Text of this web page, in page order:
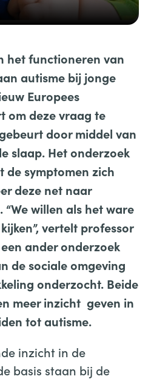
het functioneren van
autisme bij jonge
Europees
om deze vraag te
door middel van
slaap. Het onderzoek
symptomen zich
deze net naar
willen als het ware
vertelt professor
ander onderzoek
de sociale omgeving
onderzocht. Beide
meer inzicht geven in
tot autisme.
inzicht in de
basis staan bij de